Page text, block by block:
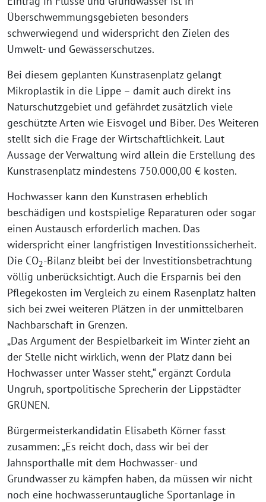
Überschwemmungsgebieten besonders
schwerwiegend und widerspricht den Zielen des
Umwelt- und Gewässerschutzes.
Bei diesem geplanten Kunstrasenplatz gelangt
Mikroplastik in die Lippe – damit auch direkt ins
Naturschutzgebiet und gefährdet zusätzlich viele
geschützte Arten wie Eisvogel und Biber. Des Weiteren
stellt sich die Frage der Wirtschaftlichkeit. Laut
Aussage der Verwaltung wird allein die Erstellung des
Kunstrasenplatz mindestens 750.000,00 € kosten.
Hochwasser kann den Kunstrasen erheblich
beschädigen und kostspielige Reparaturen oder sogar
einen Austausch erforderlich machen. Das
widerspricht einer langfristigen Investitionssicherheit.
Die CO2-Bilanz bleibt bei der Investitionsbetrachtung
völlig unberücksichtigt. Auch die Ersparnis bei den
Pflegekosten im Vergleich zu einem Rasenplatz halten
sich bei zwei weiteren Plätzen in der unmittelbaren
Nachbarschaft in Grenzen.
„Das Argument der Bespielbarkeit im Winter zieht an
der Stelle nicht wirklich, wenn der Platz dann bei
Hochwasser unter Wasser steht,“ ergänzt Cordula
Ungruh, sportpolitische Sprecherin der Lippstädter
GRÜNEN.
Bürgermeisterkandidatin Elisabeth Körner fasst
zusammen: „Es reicht doch, dass wir bei der
Jahnsporthalle mit dem Hochwasser- und
Grundwasser zu kämpfen haben, da müssen wir nicht
noch eine hochwasseruntaugliche Sportanlage in